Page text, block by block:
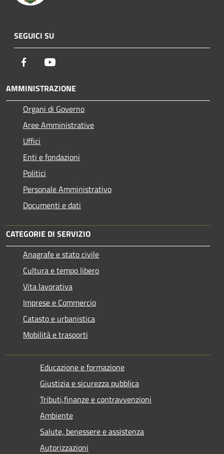
SEGUICI SU
Facebook
AMMINISTRAZIONE
Organi di Governo
Aree Amministrative
Uffici
Enti e fondazioni
Politici
Personale Amministrativo
Documenti e dati
CATEGORIE DI SERVIZIO
Anagrafe e stato civile
Cultura e tempo libero
Vita lavorativa
Imprese e Commercio
Catasto e urbanistica
Mobilità e trasporti
Educazione e formazione
Giustizia e sicurezza pubblica
Tributi,finanze e contravvenzioni
Ambiente
Salute, benessere e assistenza
Autorizzazioni